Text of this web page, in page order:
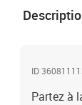
ID
Partez à